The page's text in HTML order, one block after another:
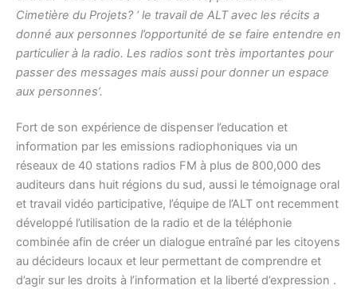
Cimetière du Projets? ‘ le travail de ALT avec les récits a
donné aux personnes l’opportunité de se faire entendre en
particulier à la radio. Les radios sont très importantes pour
passer des messages mais aussi pour donner un espace
aux personnes’.
Fort de son expérience de dispenser l’education et
information par les emissions radiophoniques via un
réseaux de 40 stations radios FM à plus de 800,000 des
auditeurs dans huit régions du sud, aussi le témoignage oral
et travail vidéo participative, l’équipe de l’ALT ont recemment
développé l’utilisation de la radio et de la téléphonie
combinée afin de créer un dialogue entraîné par les citoyens
au décideurs locaux et leur permettant de comprendre et
d’agir sur les droits à l’information et la liberté d’expression .